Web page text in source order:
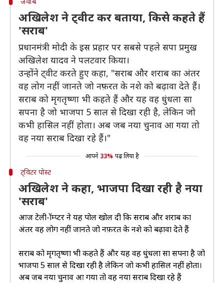
अखिलेश ने ट्वीट कर बताया, किसे कहते हैं
'सराब'
प्रधानमंत्री मोदी के इस प्रहार पर सबसे पहले सपा प्रमुख
अखिलेश यादव ने पलटवार किया।
उन्होंने ट्वीट करते हुए कहा, "सराब और शराब का अंतर
वह लोग नहीं जानते जो नफ़रत के नशे को बढ़ावा देते हैं।
सराब को मृगतृष्णा भी कहते हैं और यह वह धुंधला सा
सपना है जो भाजपा 5 साल से दिखा रही है, लेकिन जो
कभी हासिल नहीं होता। अब जब नया चुनाव आ गया तो
वह नया सराब दिखा रहे हैं।"
आपने 33% पढ़ लिया है
ट्विटर पोस्ट
अखिलेश ने कहा, भाजपा दिखा रही है नया
'सराब'
आज टेली-प्रॉम्प्टर ने यह पोल खोल दी कि सराब और शराब का
अंतर वह लोग नहीं जानते जो नफ़रत के नशे को बढ़ावा देते हैं
सराब को मृगतृष्णा भी कहते हैं और यह वह धुंधला सा सपना है जो
भाजपा 5 साल से दिखा रही है लेकिन जो कभी हासिल नहीं होता।
अब जब नया चुनाव आ गया तो वह नया सराब दिखा रहे हैं